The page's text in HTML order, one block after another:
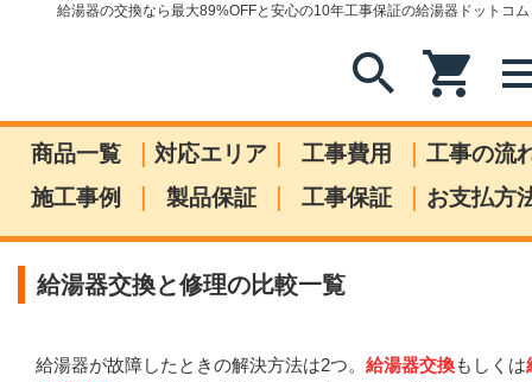
給湯器の交換なら最大89%OFFと安心の10年工事保証の給湯器ドットコム
search shopping_cart
商品一覧 | 対応エリア | 工事費用 | 工事の流
施工事例
| 製品保証 | 工事保証 | お支払方
給湯器交換と修理の比較一覧
給湯器が故障したときの解決方法は2つ。 給湯器交換もしくは